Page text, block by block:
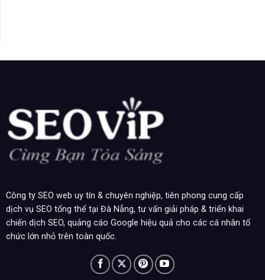
Công ty SEO web uy tín & chuyên nghiệp, tiên phong cung cấp
dịch vụ SEO tổng thể tại Đà Nẵng, tư vấn giải pháp & triển khai
chiến dịch SEO, quảng cáo Google hiệu quả cho các cá nhân tổ
chức lớn nhỏ trên toàn quốc.